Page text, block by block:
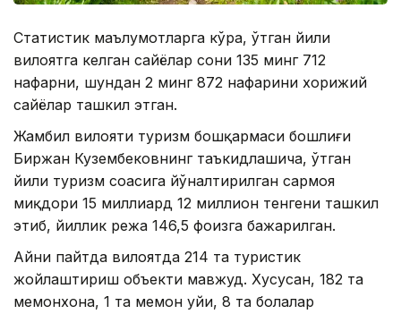
Статистик маълумотларга кўра, ўтган йили
вилоятга келган сайёҳлар сони 135 минг 712
нафарни, шундан 2 минг 872 нафарини хорижий
сайёҳлар ташкил этган.
Жамбил вилояти туризм бошқармаси бошлиғи
Биржан Кузембековнинг таъкидлашича, ўтган
йили туризм соҳасига йўналтирилган сармоя
миқдори 15 миллиард 12 миллион тенгени ташкил
этиб, йиллик режа 146,5 фоизга бажарилган.
Айни пайтда вилоятда 214 та туристик
жойлаштириш объекти мавжуд. Хусусан, 182 та
меҳмонхона, 1 та меҳмон уйи, 8 та болалар